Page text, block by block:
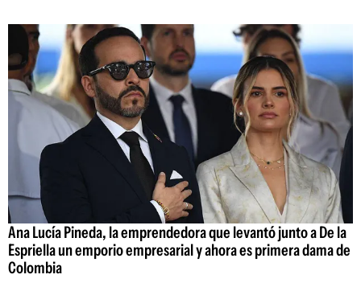
Ana Lucía Pineda, la emprendedora que levantó junto a De la
Espriella un emporio empresarial y ahora es primera dama de
Colombia